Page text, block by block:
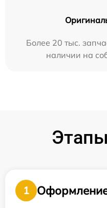
Более 20 тыс.
наличии на
1